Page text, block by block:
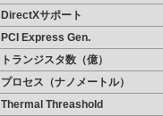
DirectXサポート
PCI Express Gen.
トランジスタ数（億）
プロセス（ナノメートル）
Thermal Threashold